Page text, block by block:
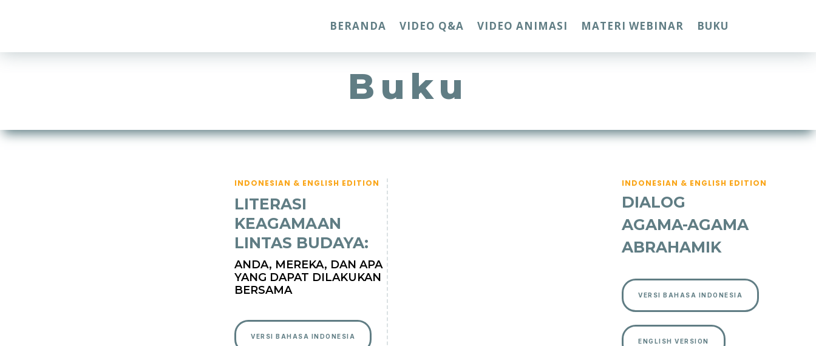
BERANDA VIDEO Q&A VIDEO ANIMASI MATERI WEBINAR BUKU
Buku
INDONESIAN & ENGLISH EDITION
LITERASI
KEAGAMAAN
LINTAS BUDAYA:
ANDA, MEREKA, DAN APA
YANG DAPAT DILAKUKAN
BERSAMA
VERSI BAHASA INDONESIA
INDONESIAN & ENGLISH EDITION
DIALOG
AGAMA-AGAMA
ABRAHAMIK
VERSI BAHASA INDONESIA
ENGLISH VERSION